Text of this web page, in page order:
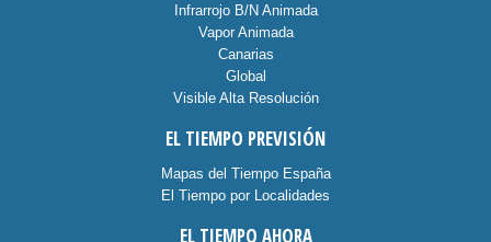
Infrarrojo B/N Animada
Vapor Animada
Canarias
Global
Visible Alta Resolución
EL TIEMPO PREVISIÓN
Mapas del Tiempo España
El Tiempo por Localidades
EL TIEMPO AHORA